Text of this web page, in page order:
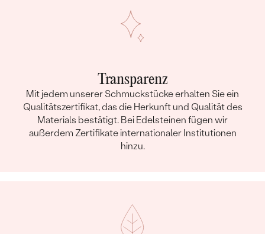
Transparenz
Mit jedem unserer Schmuckstücke erhalten Sie ein
Qualitätszertifikat, das die Herkunft und Qualität des
Materials bestätigt. Bei Edelsteinen fügen wir
außerdem Zertifikate internationaler Institutionen
hinzu.